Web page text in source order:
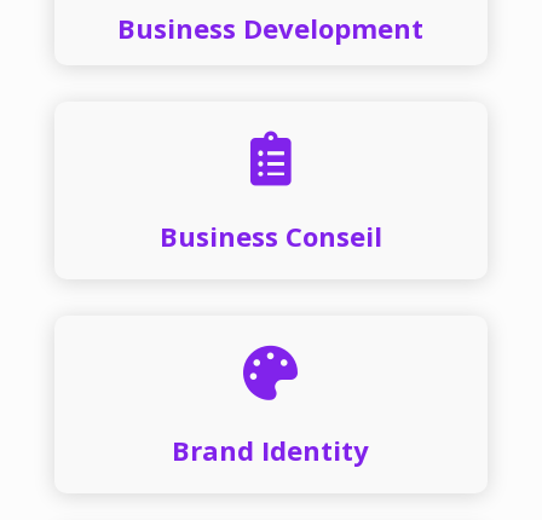
Business Development

Business Conseil

Brand Identity